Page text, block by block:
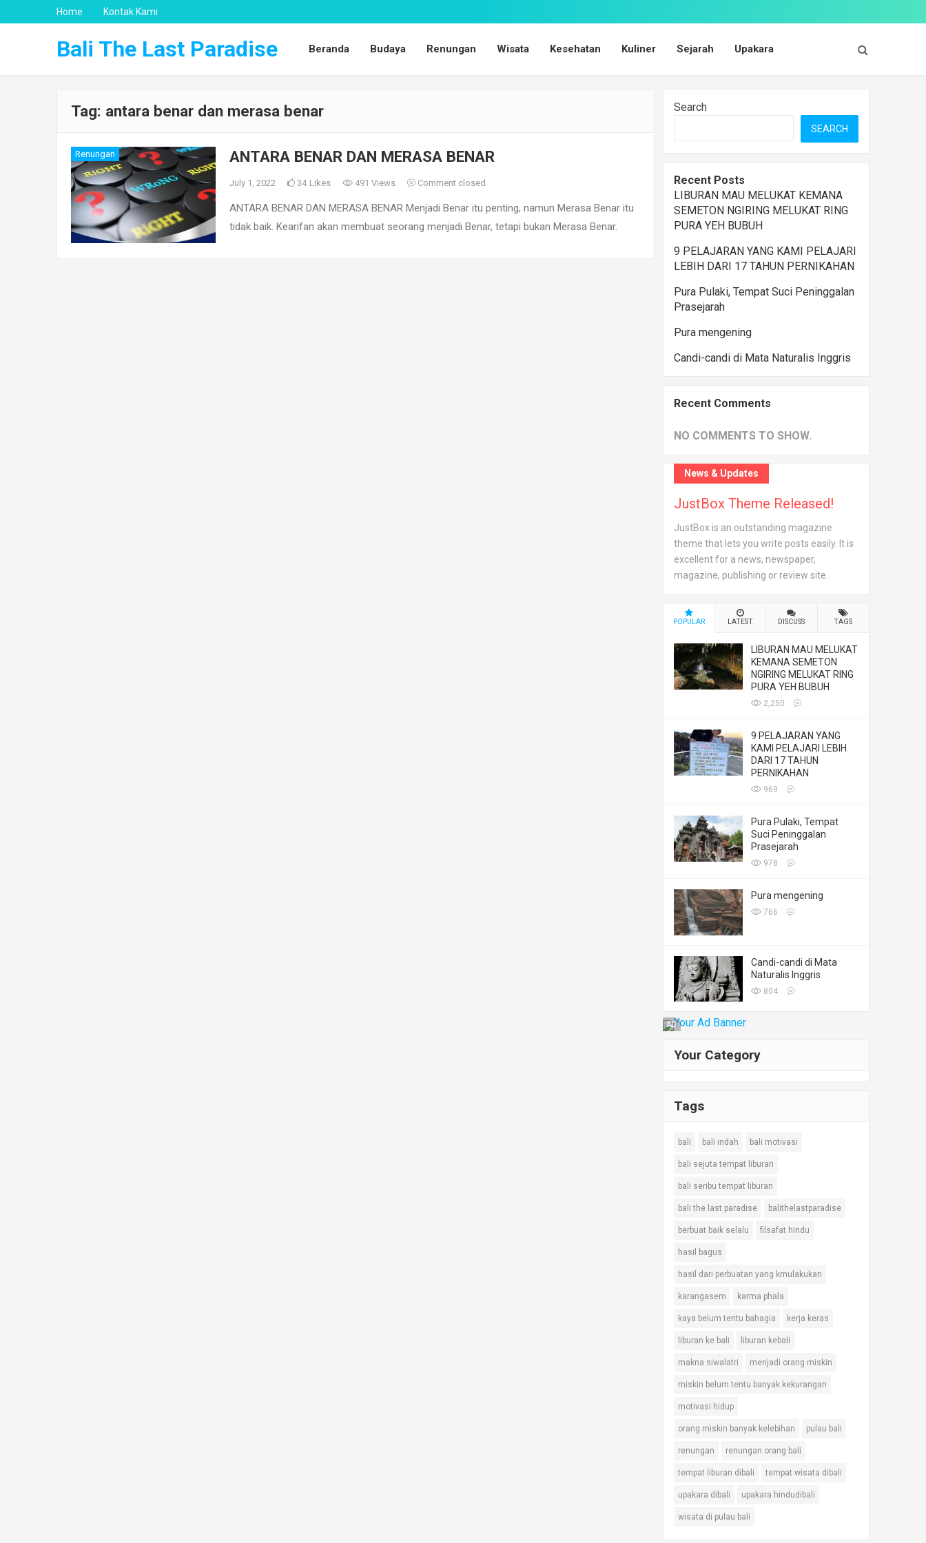
Home Kontak Kami
Bali The Last Paradise Beranda Budaya Renungan Wisata Kesehatan Kuliner Sejarah Upakara
Tag: antara benar dan merasa benar
Renungan ANTARA BENAR DAN MERASA BENAR
July 1, 2022 34 Likes 491 Views Comment closed
ANTARA BENAR DAN MERASA BENAR Menjadi Benar itu penting, namun Merasa Benar itu
tidak baik. Kearifan akan membuat seorang menjadi Benar, tetapi bukan Merasa Benar.
Search
SEARCH
Recent Posts
LIBURAN MAU MELUKAT KEMANA
SEMETON NGIRING MELUKAT RING
PURA YEH BUBUH
9 PELAJARAN YANG KAMI PELAJARI
LEBIH DARI 17 TAHUN PERNIKAHAN
Pura Pulaki, Tempat Suci Peninggalan
Prasejarah
Pura mengening
Candi-candi di Mata Naturalis Inggris
Recent Comments
NO COMMENTS TO SHOW.
News & Updates
JustBox Theme Released!
JustBox is an outstanding magazine
theme that lets you write posts easily. It is
excellent for a news, newspaper,
magazine, publishing or review site.
POPULAR LATEST DISCUSS TAGS
LIBURAN MAU MELUKAT
KEMANA SEMETON
NGIRING MELUKAT RING
PURA YEH BUBUH
2,250
9 PELAJARAN YANG
KAMI PELAJARI LEBIH
DARI 17 TAHUN
PERNIKAHAN
969
Pura Pulaki, Tempat
Suci Peninggalan
Prasejarah
978
Pura mengening
766
Candi-candi di Mata
Naturalis Inggris
804
AD
Your Category
Tags
bali bali indah bali motivasi
bali sejuta tempat liburan
bali seribu tempat liburan
bali the last paradise balithelastparadise
berbuat baik selalu filsafat hindu
hasil bagus
hasil dari perbuatan yang kmulakukan
karangasem karma phala
kaya belum tentu bahagia kerja keras
liburan ke bali liburan kebali
makna siwalatri menjadi orang miskin
miskin belum tentu banyak kekurangan
motivasi hidup
orang miskin banyak kelebihan pulau bali
renungan renungan orang bali
tempat liburan dibali tempat wisata dibali
upakara dibali upakara hindudibali
wisata di pulau bali